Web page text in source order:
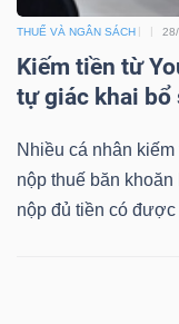
THUẾ VÀ NGÂN SÁCH
Kiếm tiền từ
tự giác khai bổ
Nhiều cá nhân
nộp thuế băn
nộp đủ tiền có